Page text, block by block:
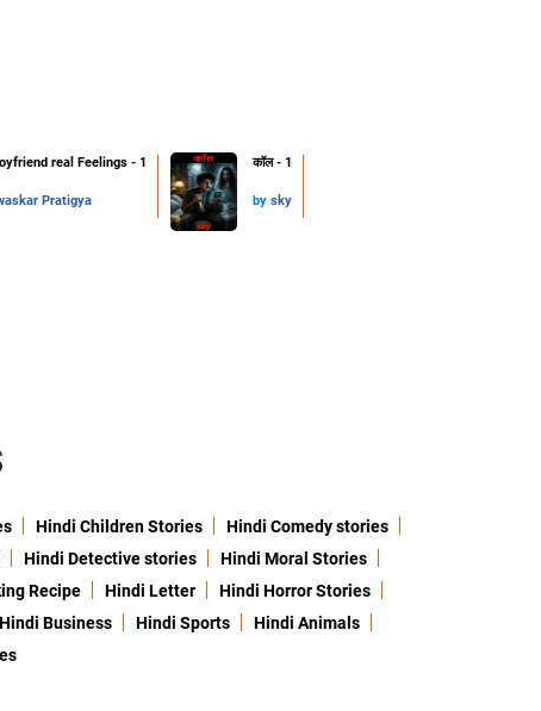
real Feelings - 1
Pratigya
कॉल - 1
by sky
Hindi Children Stories
Hindi Comedy stories
Hindi Detective stories
Hindi Moral Stories
Recipe Hindi Letter
Hindi Horror Stories
Hindi Business Hindi Sports
Hindi Animals